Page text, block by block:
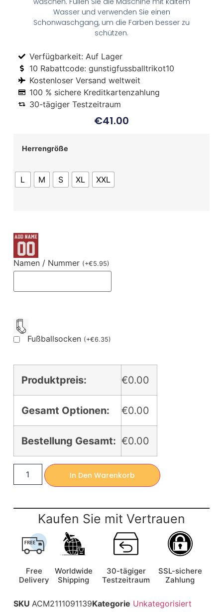
Wasser und verwenden Sie einen
Schonwaschgang, um die Farben besser zu
schützen.
Verfügbarkeit: Auf Lager
10 Rabattcode: gunstigfussballtrikot10
Kostenloser Versand weltweit
100 % sichere Kreditkartenzahlung
30-tägiger Testzeitraum
€41.00
Herrengröße
L M S XL XXL
Namen / Nummer (+€5.95)
Fußballsocken (+€6.35)
Produktpreis: €0.00
Gesamt Optionen: €0.00
Bestellung Gesamt: €0.00
In Den Warenkorb
Kaufen Sie mit Vertrauen
Free
Delivery
Worldwide
Shipping
30-tägiger
Testzeitraum
SSL-sichere
Zahlung
SKU ACM2111091139Kategorie Unkategorisiert